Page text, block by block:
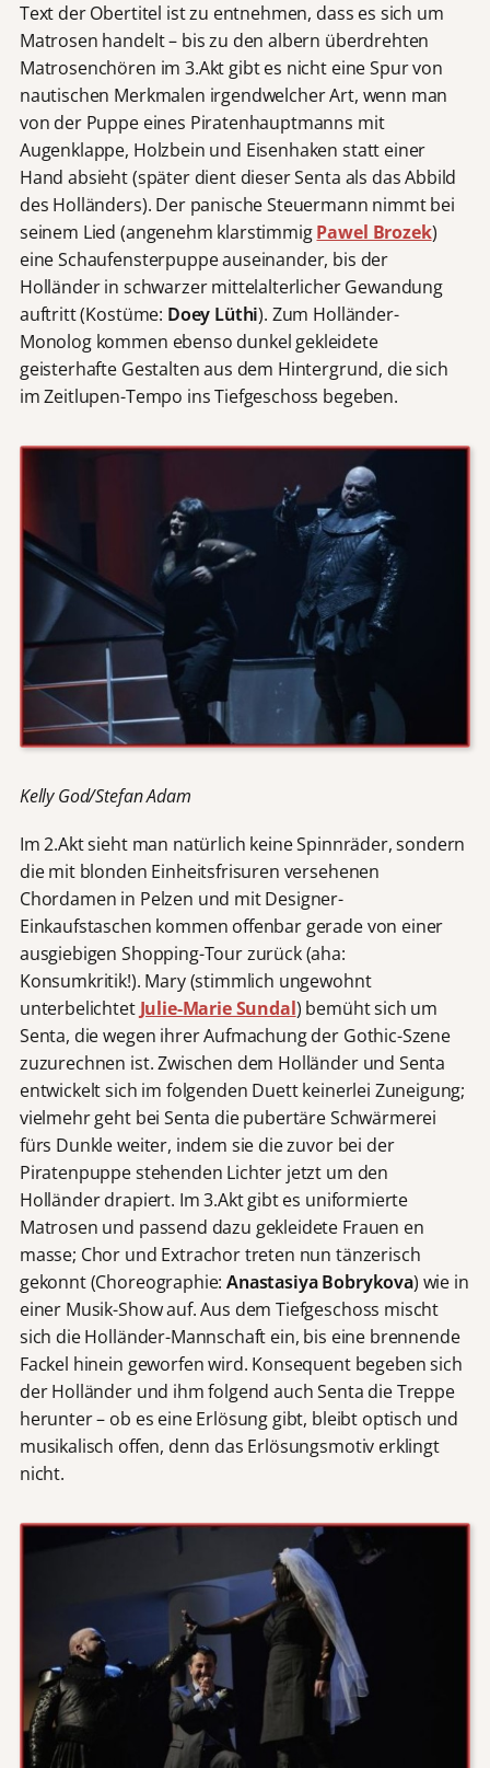
Text der Obertitel ist zu entnehmen, dass es sich um
Matrosen handelt – bis zu den albern überdrehten
Matrosenchören im 3.Akt gibt es nicht eine Spur von
nautischen Merkmalen irgendwelcher Art, wenn man
von der Puppe eines Piratenhauptmanns mit
Augenklappe, Holzbein und Eisenhaken statt einer
Hand absieht (später dient dieser Senta als das Abbild
des Holländers). Der panische Steuermann nimmt bei
seinem Lied (angenehm klarstimmigPawel Brozek)
eine Schaufensterpuppe auseinander, bis der
Holländer in schwarzer mittelalterlicher Gewandung
auftritt (Kostüme: Doey Lüthi). Zum Holländer-
Monolog kommen ebenso dunkel gekleidete
geisterhafte Gestalten aus dem Hintergrund, die sich
im Zeitlupen-Tempo ins Tiefgeschoss begeben.
Kelly God/Stefan Adam
Im 2.Akt sieht man natürlich keine Spinnräder, sondern
die mit blonden Einheitsfrisuren versehenen
Chordamen in Pelzen und mit Designer-
Einkaufstaschen kommen offenbar gerade von einer
ausgiebigen Shopping-Tour zurück (aha:
Konsumkritik!). Mary (stimmlich ungewohnt
unterbelichtet Julie-Marie Sundal) bemüht sich um
Senta, die wegen ihrer Aufmachung der Gothic-Szene
zuzurechnen ist. Zwischen dem Holländer und Senta
entwickelt sich im folgenden Duett keinerlei Zuneigung;
vielmehr geht bei Senta die pubertäre Schwärmerei
fürs Dunkle weiter, indem sie die zuvor bei der
Piratenpuppe stehenden Lichter jetzt um den
Holländer drapiert. Im 3.Akt gibt es uniformierte
Matrosen und passend dazu gekleidete Frauen en
masse; Chor und Extrachor treten nun tänzerisch
gekonnt (Choreographie: Anastasiya Bobrykova) wie in
einer Musik-Show auf. Aus dem Tiefgeschoss mischt
sich die Holländer-Mannschaft ein, bis eine brennende
Fackel hinein geworfen wird. Konsequent begeben sich
der Holländer und ihm folgend auch Senta die Treppe
herunter – ob es eine Erlösung gibt, bleibt optisch und
musikalisch offen, denn das Erlösungsmotiv erklingt
nicht.